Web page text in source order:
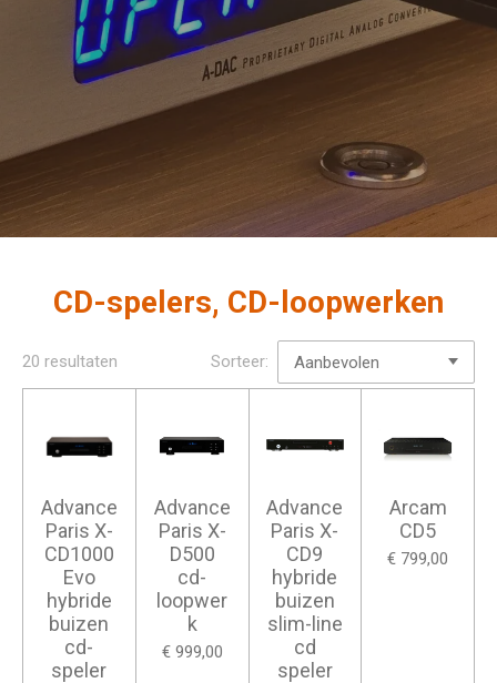
CD-spelers, CD-loopwerken
20 resultaten Sorteer:
Advance
Paris X-
CD1000
Evo
hybride
buizen
cd-
speler
Advance
Paris X-
D500
cd-
loopwer
k
€ 999,00
Advance
Paris X-
CD9
hybride
buizen
slim-line
cd
speler
Arcam
CD5
€ 799,00